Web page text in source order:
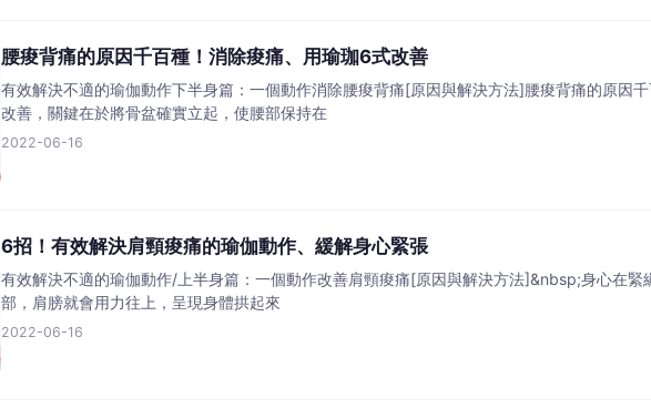
腰痠背痛的原因千百種！消除痠痛、用瑜珈6式改善
有效解決不適的瑜伽動作下半身篇：一個動作消除腰痠背痛[原因與解決方法]腰痠背痛的原因
改善，關鍵在於將骨盆確實立起，使腰部保持在
2022-06-16
6招！有效解決肩頸痠痛的瑜伽動作、緩解身心緊張
有效解決不適的瑜伽動作/上半身篇：一個動作改善肩頸痠痛[原因與解決方法]&nbsp;身心在
部，肩膀就會用力往上，呈現身體拱起來
2022-06-16